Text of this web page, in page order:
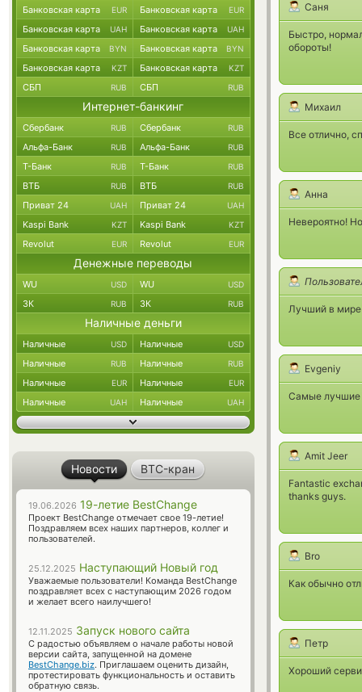
Саня
Быстро,
обороты!
Михаил
Все отлично,
Анна
Невероятно!
Лучший в
Evgeniy
Самые лучшие
Amit Jeer
Fantastic
thanks guys.
Bro
Как обычно
Петр
Хороший
Банковская карта EUR Банковская карта EUR
Банковская карта UAH Банковская карта UAH
Банковская карта BYN Банковская карта BYN
Банковская карта KZT Банковская карта KZT
СБП RUB СБП RUB
Интернет-банкинг
Сбербанк RUB Сбербанк RUB
Альфа-Банк RUB Альфа-Банк RUB
Т-Банк RUB Т-Банк RUB
ВТБ RUB ВТБ RUB
Приват 24 UAH Приват 24 UAH
Kaspi Bank KZT Kaspi Bank KZT
Revolut EUR Revolut EUR
Денежные переводы
WU USD WU USD
ЗК RUB ЗК RUB
Наличные деньги
Наличные USD Наличные USD
Наличные RUB Наличные RUB
Наличные EUR Наличные EUR
Наличные UAH Наличные UAH
Новости BTC-кран
19.06.2026 19-летие BestChange
Проект BestChange отмечает свое 19-летие!
Поздравляем всех наших партнеров, коллег и
пользователей.
25.12.2025 Наступающий Новый год
Уважаемые пользователи! Команда BestChange
поздравляет всех с наступающим 2026 годом
и желает всего наилучшего!
12.11.2025 Запуск нового сайта
С радостью объявляем о начале работы новой
версии сайта, запущенной на домене
BestChange.biz. Приглашаем оценить дизайн,
протестировать функциональность и оставить
обратную связь.